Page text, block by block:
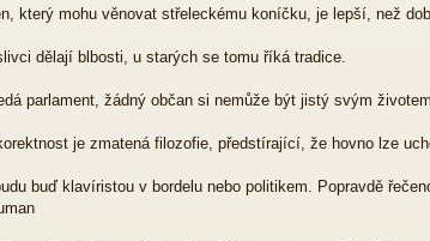
který mohu věnovat střeleckému koníčku, je lepší, než
dělají blbosti, u starých se tomu říká tradice.
parlament, žádný občan si nemůže být jistý svým
je zmatená filozofie, předstírající, že hovno lze
buď klavíristou v bordelu nebo politikem. Popravdě